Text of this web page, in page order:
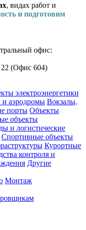
, видах работ и
и подготовим
офис:
22 (Офис 604)
электроэнергетики
аэродромы Вокзалы,
порты Объекты
объекты
и логистические
Спортивные объекты
Курортные
контроля и
Другие
Монтаж